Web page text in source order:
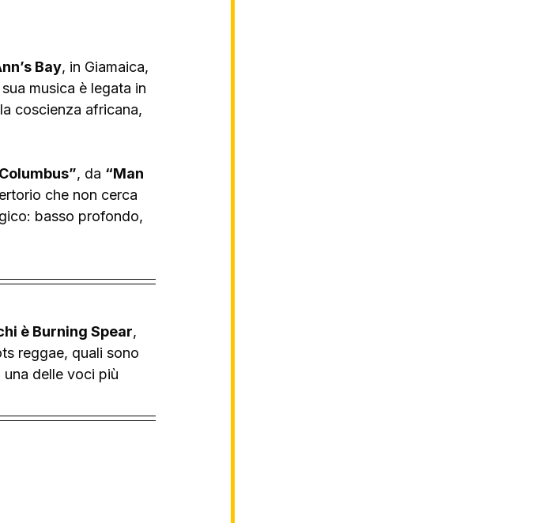
Bay, in Giamaica,
musica è legata in
coscienza africana,
, da “Man
che non cerca
basso profondo,
è Burning Spear,
reggae, quali sono
delle voci più